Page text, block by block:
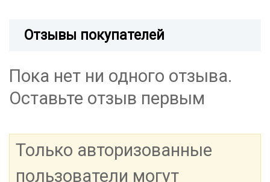
Отзывы покупателей
Пока нет ни одного отзыва.
Оставьте отзыв первым
Только авторизованные
пользователи могут